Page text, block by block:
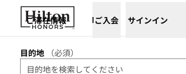
コンテンツに移動
ご滞在情報
ご入会 サインイン
目的地 （必須）